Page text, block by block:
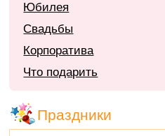
Юбилея
Свадьбы
Корпоратива
Что подарить
Праздники